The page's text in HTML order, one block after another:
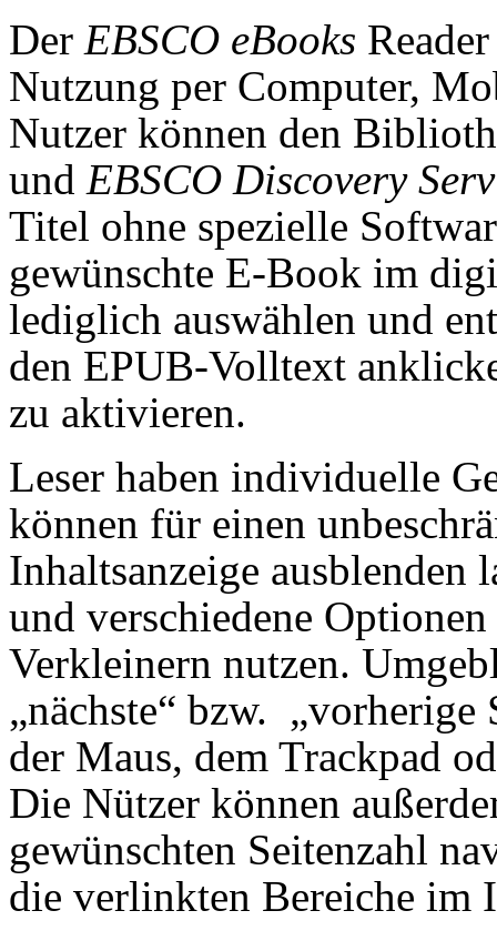
Der EBSCO eBooks
Nutzung per Computer,
Nutzer können den
und EBSCO Discovery
Titel ohne spezielle
gewünschte E-Book im
lediglich auswählen und
den EPUB-Volltext
zu aktivieren.
Leser haben individuelle
können für einen
Inhaltsanzeige ausblenden
und verschiedene
Verkleinern nutzen.
„nächste“ bzw.
der Maus, dem Trackpad
Die Nützer können
gewünschten Seitenzahl
die verlinkten Bereiche im